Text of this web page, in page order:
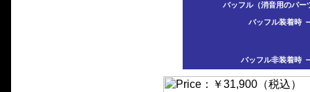
バッフル（消音用のパ
バッフル装着時
バッフル非装着時